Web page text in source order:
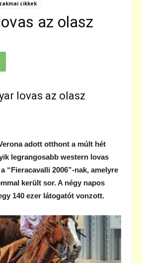
cikkek
az olasz
lovas az olasz
adott otthont a múlt hét
legrangosabb western lovas
“Fieracavalli 2006”-nak, amelyre
került sor. A négy napos
140 ezer látogatót vonzott.